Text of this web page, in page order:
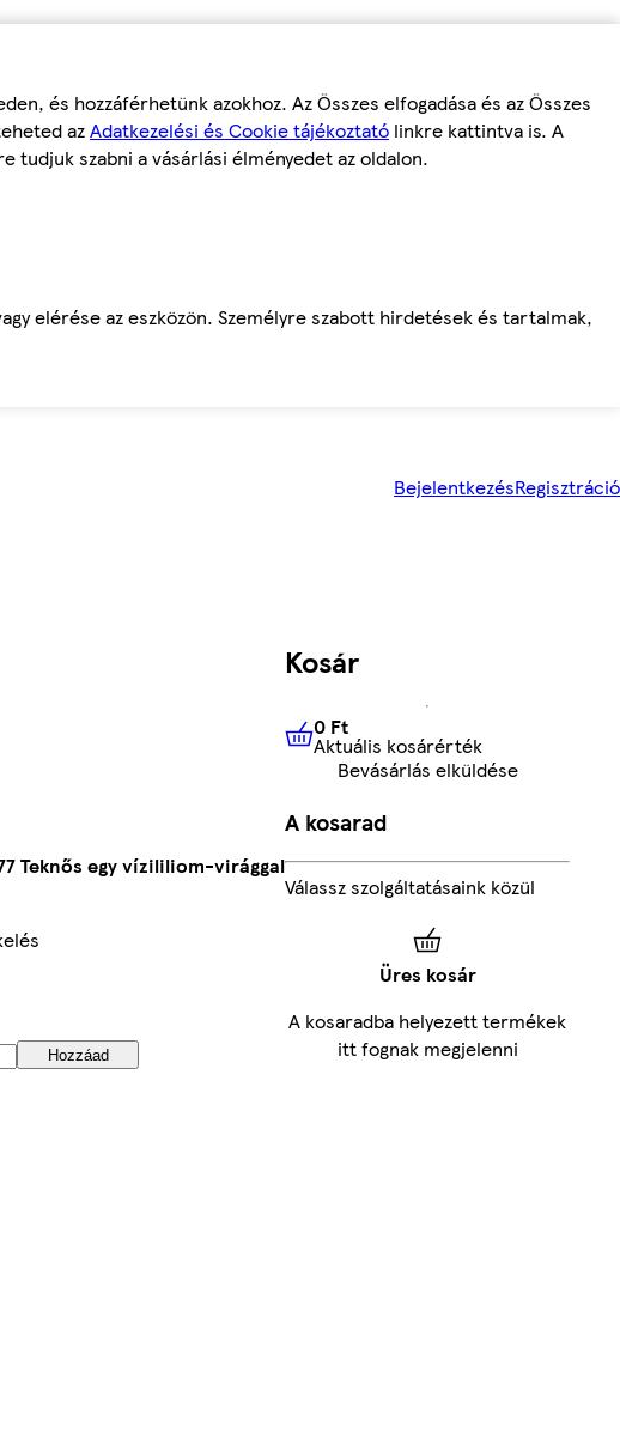
és hozzáférhetünk azokhoz. Az Összes elfogadása és az Összes
azAdatkezelési és Cookie tájékoztató linkre kattintva is. A
tudjuk szabni a vásárlási élményedet az oldalon.
elérése az eszközön. Személyre szabott hirdetések és tartalmak,
BejelentkezésRegisztráció
Teknős egy vízililiom-virággal
Hozzáad
Kosár
0 FtAktuális kosárérték
0 Ft
Aktuális kosárérték
Bevásárlás elküldése
A kosarad
Válassz szolgáltatásaink közül
Üres kosár
A kosaradba helyezett termékek
itt fognak megjelenni